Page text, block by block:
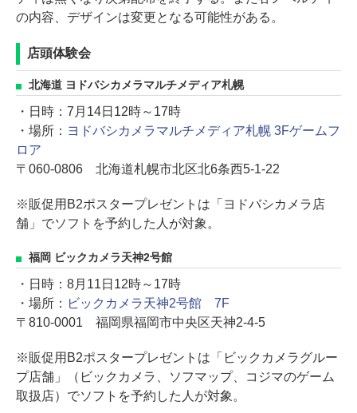
の内容、デザインは変更となる可能性がある。
店頭体験会
北海道 ヨドバシカメラマルチメディア札幌
・日時：7月14日12時～17時
・場所： ヨドバシカメラマルチメディア札幌 3Fゲームフ
ロア
〒060-0806 北海道札幌市北区北6条西5-1-22
※販促用B2ポスタープレゼントは「ヨドバシカメラ店
舗」でソフトを予約した人が対象。
福岡 ビックカメラ天神2号館
・日時：8月11日12時～17時
・場所： ビックカメラ天神2号館 7F
〒810-0001 福岡県福岡市中央区天神2-4-5
※販促用B2ポスタープレゼントは「ビックカメラグルー
プ店舗」（ビックカメラ、ソフマップ、コジマのゲーム
取扱店）でソフトを予約した人が対象。